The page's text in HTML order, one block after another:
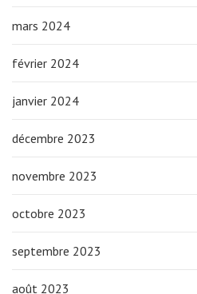
mars 2024
février 2024
janvier 2024
décembre 2023
novembre 2023
octobre 2023
septembre 2023
août 2023